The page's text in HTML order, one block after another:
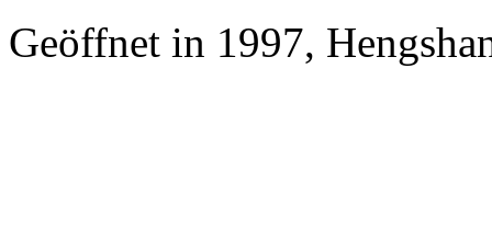
Geöffnet in 1997,